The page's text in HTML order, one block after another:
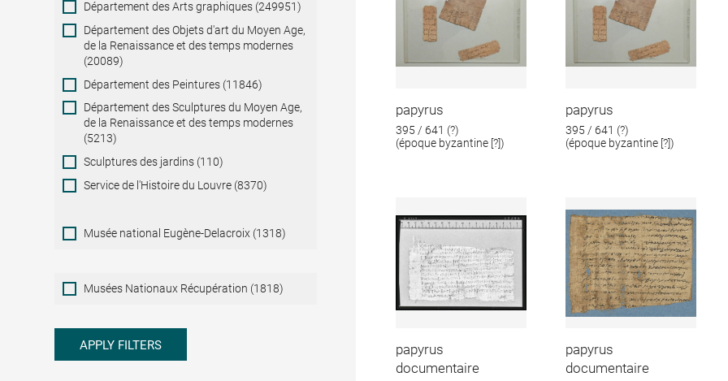
Département des Arts graphiques (249951)
Département des Objets d'art du Moyen Age,
de la Renaissance et des temps modernes
(20089)
Département des Peintures (11846)
Département des Sculptures du Moyen Age,
de la Renaissance et des temps modernes
(5213)
Sculptures des jardins (110)
Service de l'Histoire du Louvre (8370)
Musée national Eugène-Delacroix (1318)
Musées
Nationaux
Musées Nationaux Récupération (1818)
APPLY FILTERS
papyrus
395 / 641 (?)
(époque byzantine [?])
papyrus
395 / 641 (?)
(époque byzantine [?])
papyrus
documentaire
papyrus
documentaire